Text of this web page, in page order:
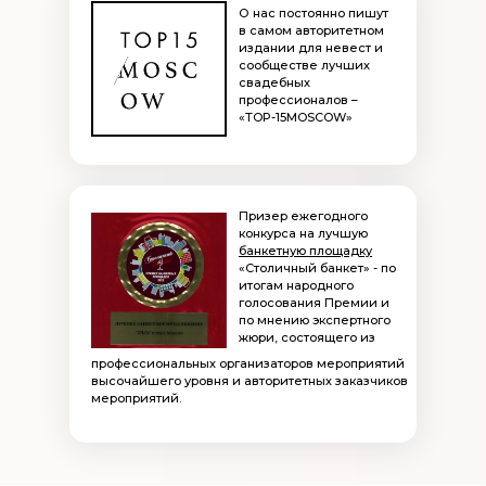
О нас постоянно пишут
в самом авторитетном
издании для невест и
сообществе лучших
свадебных
профессионалов –
«TOP-15MOSCOW»
Призер ежегодного
конкурса на лучшую
банкетную площадку
«Столичный банкет» - по
итогам народного
голосования Премии и
по мнению экспертного
жюри, состоящего из
профессиональных организаторов мероприятий
высочайшего уровня и авторитетных заказчиков
мероприятий.